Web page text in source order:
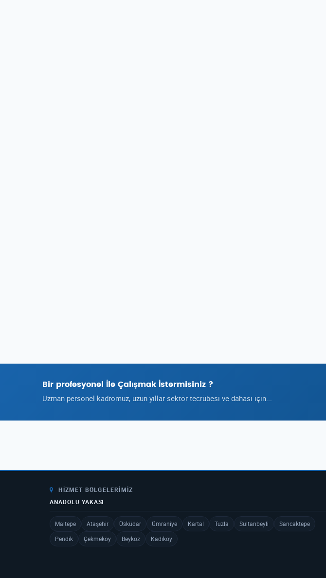
Bir profesyonel İle Çalışmak İstermisiniz ?
Uzman personel kadromuz, uzun yıllar sektör tecrübesi ve dahası için...
HIZMET BÖLGELERIMIZ
ANADOLU YAKASI
Maltepe Ataşehir Üsküdar Ümraniye Kartal Tuzla Sultanbeyli
Sancaktepe
Pendik
Çekmeköy Beykoz Kadıköy